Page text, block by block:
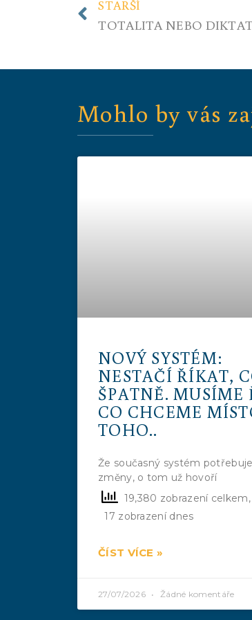
STARŠÍ
TOTALITA NEBO
Mohlo by vás
NOVÝ SYSTÉM:
NESTAČÍ ŘÍKAT,
ŠPATNĚ. MUSÍME
CO CHCEME
TOHO..
Že současný systém
změny, o tom už hovoří
19,380 zobrazení celkem,
17 zobrazení dnes
ČÍST VÍCE »
27/07/2026 Žádné komentáře